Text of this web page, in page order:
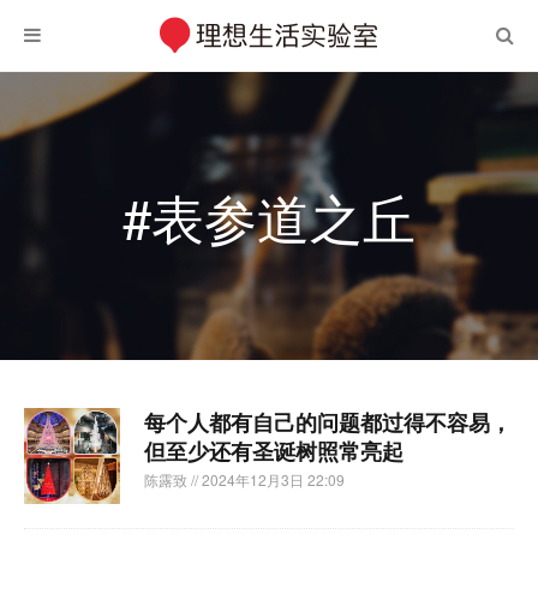
#表参道之丘
每个人都有自己的问题都过得不容易，
但至少还有圣诞树照常亮起
陈露致// 2024年12月3日 22:09